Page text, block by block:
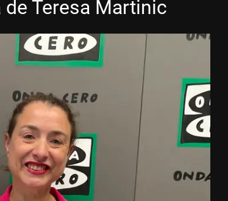
Teresa Martinic